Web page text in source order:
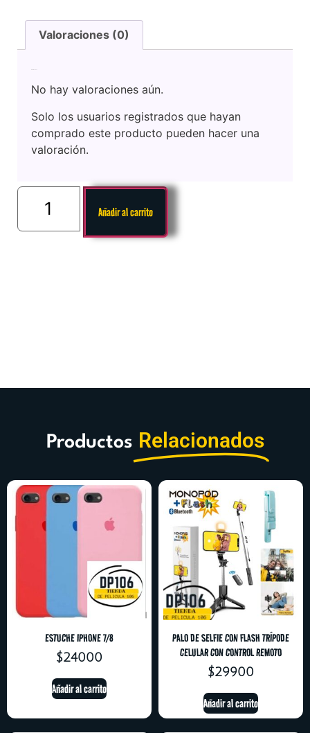
Valoraciones (0)
No hay valoraciones aún.
Solo los usuarios registrados que hayan
comprado este producto pueden hacer una
valoración.
Añadir al carrito
Productos Relacionados
ESTUCHE IPHONE 7/8
$24000
Añadir al carrito
PALO DE SELFIE CON FLASH TRÍPODE
CELULAR CON CONTROL REMOTO
$29900
Añadir al carrito